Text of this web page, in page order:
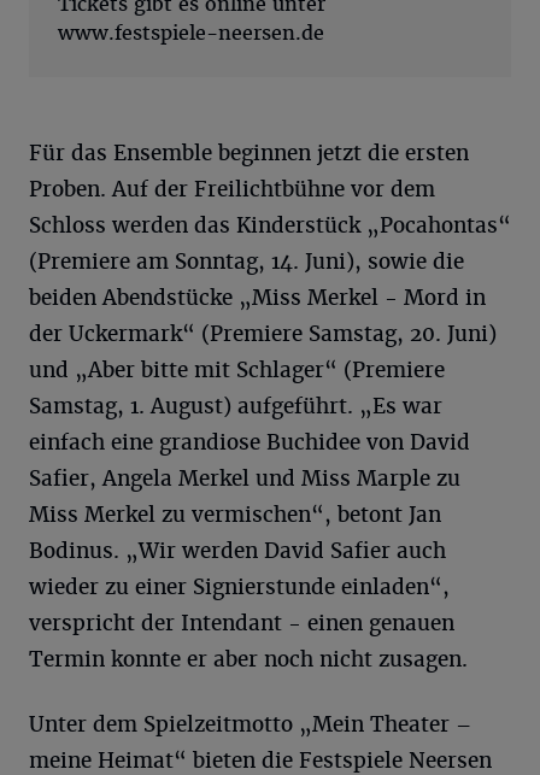
www.festspiele-neersen.de
Für das Ensemble beginnen jetzt die ersten
Proben. Auf der Freilichtbühne vor dem
Schloss werden das Kinderstück „Pocahontas“
(Premiere am Sonntag, 14. Juni), sowie die
beiden Abendstücke „Miss Merkel - Mord in
der Uckermark“ (Premiere Samstag, 20. Juni)
und „Aber bitte mit Schlager“ (Premiere
Samstag, 1. August) aufgeführt. „Es war
einfach eine grandiose Buchidee von David
Safier, Angela Merkel und Miss Marple zu
Miss Merkel zu vermischen“, betont Jan
Bodinus. „Wir werden David Safier auch
wieder zu einer Signierstunde einladen“,
verspricht der Intendant - einen genauen
Termin konnte er aber noch nicht zusagen.
Unter dem Spielzeitmotto „Mein Theater –
meine Heimat“ bieten die Festspiele Neersen